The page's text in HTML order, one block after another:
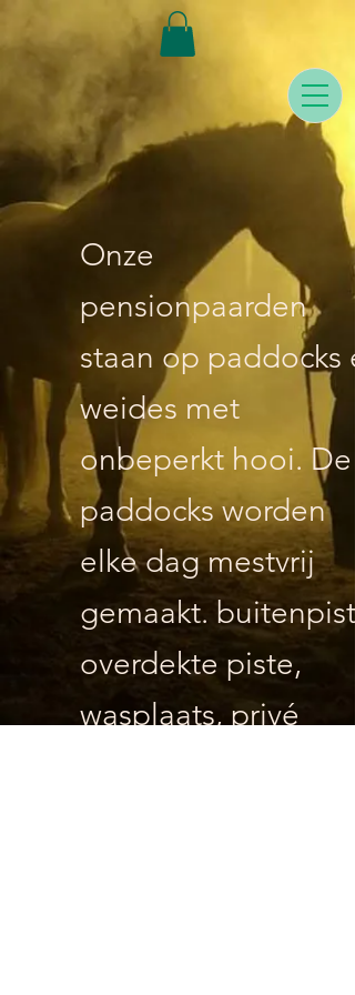
Onze
pensionpaarden
staan op paddocks
weides met
onbeperkt hooi. De
paddocks worden
elke dag mestvrij
gemaakt.
overdekte piste,
wasplaats, privé